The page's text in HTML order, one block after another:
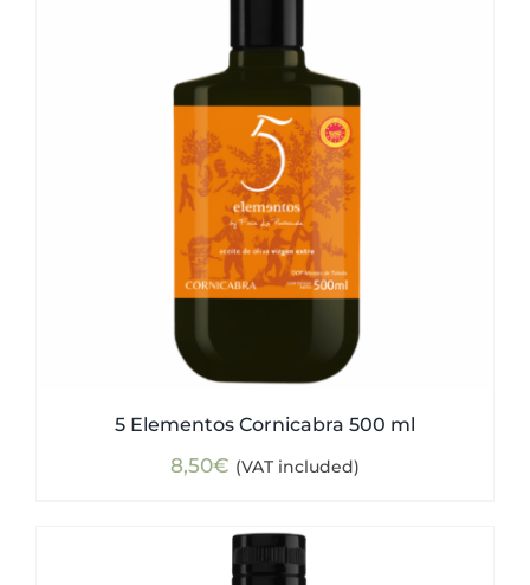
5 Elementos Cornicabra 500 ml
8,50€ (VAT included)